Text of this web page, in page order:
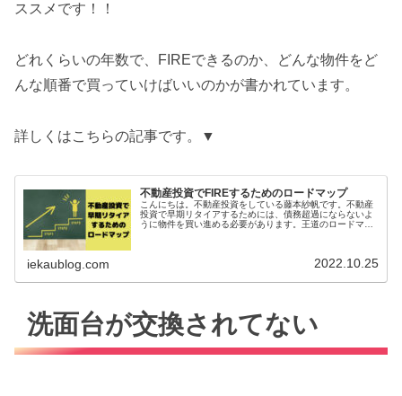
ススメです！！
どれくらいの年数で、FIREできるのか、どんな物件をど
んな順番で買っていけばいいのかが書かれています。
詳しくはこちらの記事です。▼
不動産投資でFIREするためのロードマップ
こんにちは。不動産投資をしている藤本紗帆です。不動産
投資で早期リタイアするためには、債務超過にならないよ
うに物件を買い進める必要があります。王道のロードマッ
iekaublog.com 2022.10.25
洗面台が交換されてない